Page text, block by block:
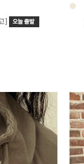
]
●